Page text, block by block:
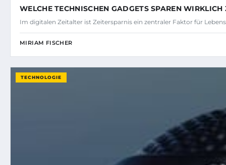
WELCHE TECHNISCHEN GADGETS SPAREN
Im digitalen Zeitalter ist Zeitersparnis ein zentraler Faktor für
MIRIAM FISCHER
TECHNOLOGIE